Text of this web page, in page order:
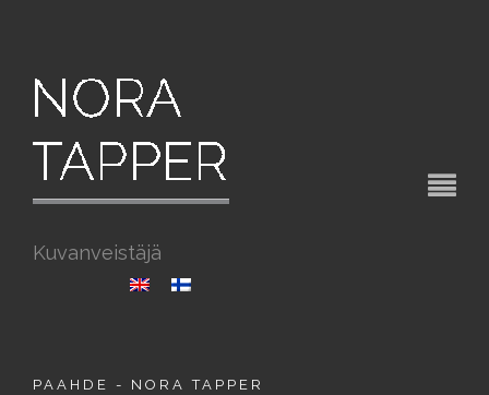
Kuvanveistäjä
PAAHDE - NORA TAPPER